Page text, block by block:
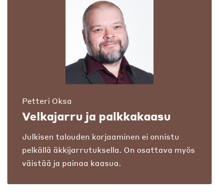
Petteri Oksa
Velkajarru ja palkkakaasu
Julkisen talouden korjaaminen ei onnistu
pelkällä äkkijarrutuksella. On osattava myös
väistää ja painaa kaasua.